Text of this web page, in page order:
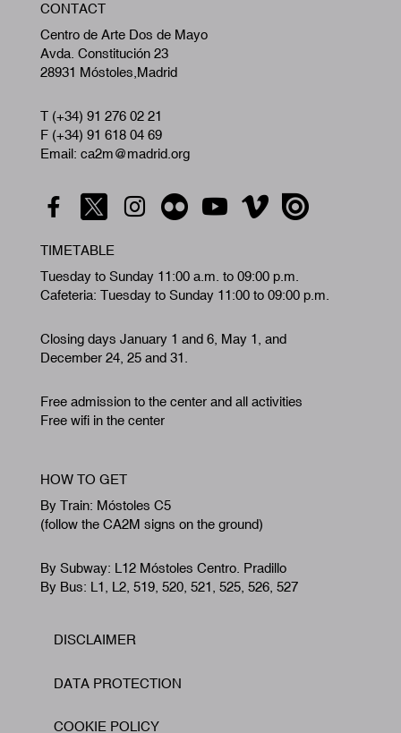
CONTACT
Centro de Arte Dos de Mayo
Avda. Constitución 23
28931 Móstoles,Madrid
T (+34) 91 276 02 21
F (+34) 91 618 04 69
Email: ca2m@madrid.org
TIMETABLE
Tuesday to Sunday 11:00 a.m. to 09:00 p.m.
Cafeteria: Tuesday to Sunday 11:00 to 09:00 p.m.
Closing days January 1 and 6, May 1, and
December 24, 25 and 31.
Free admission to the center and all activities
Free wifi in the center
HOW TO GET
By Train: Móstoles C5
(follow the CA2M signs on the ground)
By Subway: L12 Móstoles Centro. Pradillo
By Bus: L1, L2, 519, 520, 521, 525, 526, 527
Footer
DISCLAIMER
DATA PROTECTION
COOKIE POLICY